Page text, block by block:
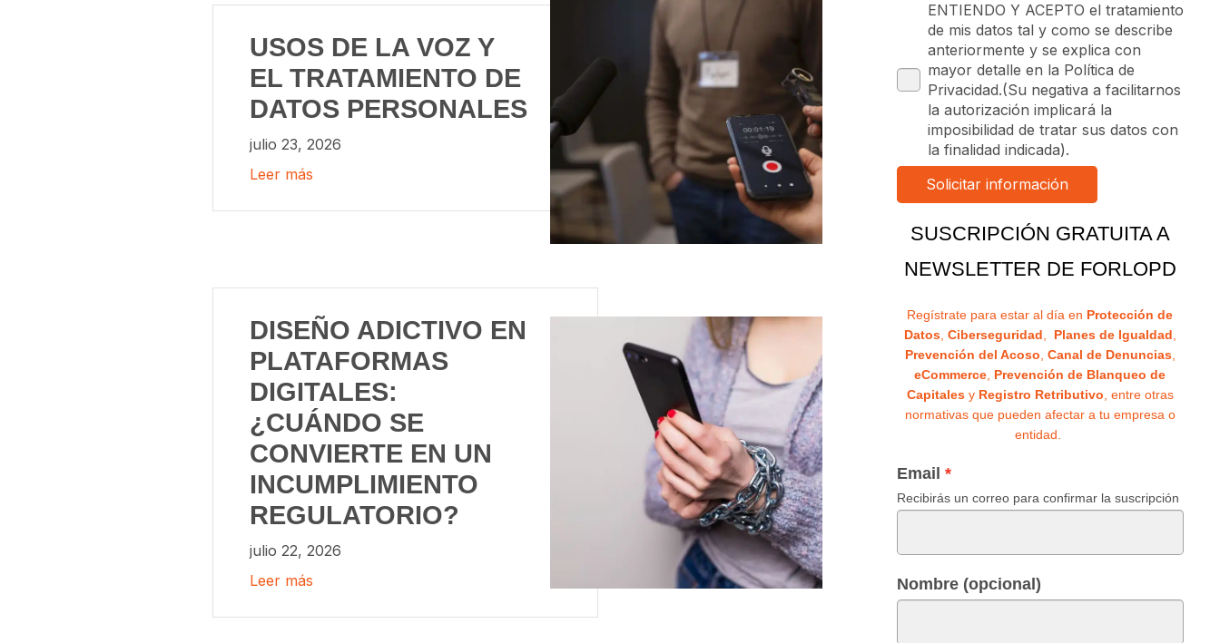
USOS DE LA VOZ Y
EL TRATAMIENTO DE
DATOS PERSONALES
julio 23, 2026
Leer más
DISEÑO ADICTIVO EN
PLATAFORMAS
DIGITALES:
¿CUÁNDO SE
CONVIERTE EN UN
INCUMPLIMIENTO
REGULATORIO?
julio 22, 2026
Leer más
ENTIENDO Y ACEPTO el tratamiento
de mis datos tal y como se describe
anteriormente y se explica con
mayor detalle en la Política de
Privacidad.(Su negativa a facilitarnos
la autorización implicará la
imposibilidad de tratar sus datos con
la finalidad indicada).
SUSCRIPCIÓN GRATUITA A
NEWSLETTER DE FORLOPD
Regístrate para estar al día en Protección de
Datos, Ciberseguridad, Planes de Igualdad,
Prevención del Acoso, Canal de Denuncias,
eCommerce, Prevención de Blanqueo de
Capitalesy Registro Retributivo, entre otras
normativas que pueden afectar a tu empresa o
entidad.
Email
Recibirás un correo para confirmar la suscripción
Nombre (opcional)